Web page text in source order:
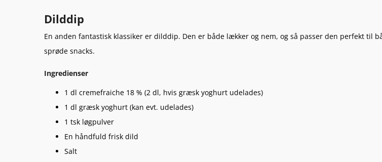
Dilddip
En anden fantastisk klassiker er dilddip. Den er både lækker og nem, og så passer den perfekt til
sprøde snacks.
Ingredienser
1 dl cremefraiche 18 % (2 dl, hvis græsk yoghurt udelades)
1 dl græsk yoghurt (kan evt. udelades)
1 tsk løgpulver
En håndfuld frisk dild
Salt